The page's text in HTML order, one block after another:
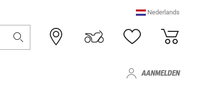
Nederlands
AANMELDEN